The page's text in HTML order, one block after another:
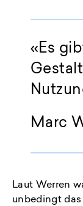
«Es
Marc
Laut Werren
unbedingt das